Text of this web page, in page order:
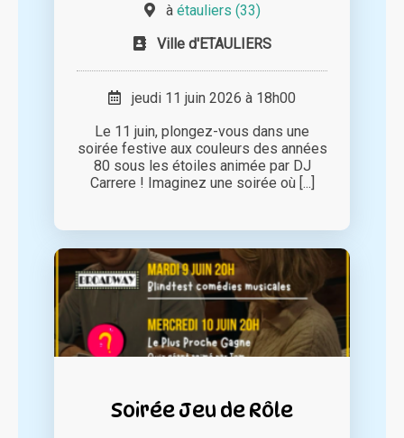
à étauliers (33)
Ville d'ETAULIERS
jeudi 11 juin 2026 à 18h00
Le 11 juin, plongez-vous dans une
soirée festive aux couleurs des années
80 sous les étoiles animée par DJ
Carrere ! Imaginez une soirée où [...]
Soirée Jeu de Rôle